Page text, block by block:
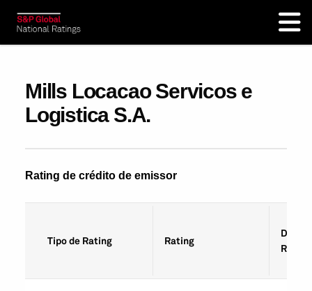
Mills Locacao Servicos e
Logistica S.A.
Rating de crédito de emissor
Tipo de Rating Rating
Data
Rating